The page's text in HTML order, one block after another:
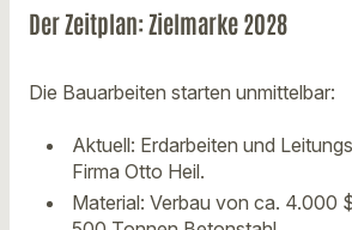
Der Zeitplan: Zielmarke 2028
Die Bauarbeiten starten unmittelbar:
Aktuell: Erdarbeiten und
Firma Otto Heil.
Material: Verbau von ca. 4.000